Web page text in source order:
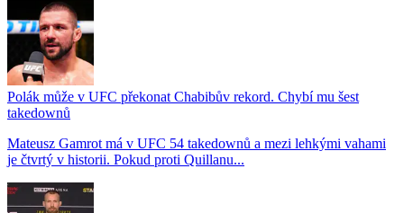
Polák může v UFC překonat Chabibův rekord. Chybí mu šest
takedownů
Mateusz Gamrot má v UFC 54 takedownů a mezi lehkými vahami
je čtvrtý v historii. Pokud proti Quillanu...